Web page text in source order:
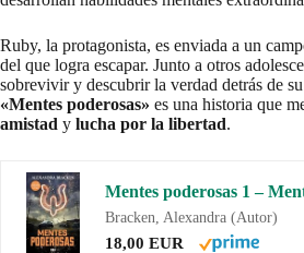
Ruby, la protagonista, es enviada a un
del que logra escapar. Junto a otros
sobrevivir y descubrir la verdad detrás de
«Mentes poderosas» es una historia que
amistad y lucha por la libertad.
Bracken, Alexandra (Autor)
18,00 EUR